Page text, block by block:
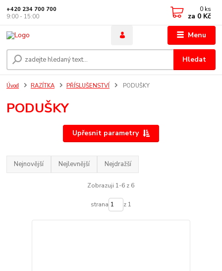
Menu
Hledat
+420 234 700 700
9:00 - 15:00
0 ks
za 0 Kč
Úvod RAZÍTKA PŘÍSLUŠENSTVÍ PODUŠKY
PODUŠKY
Upřesnit parametry
Nejnovější Nejlevnější Nejdražší
Zobrazuji 1-6 z 6
strana z 1